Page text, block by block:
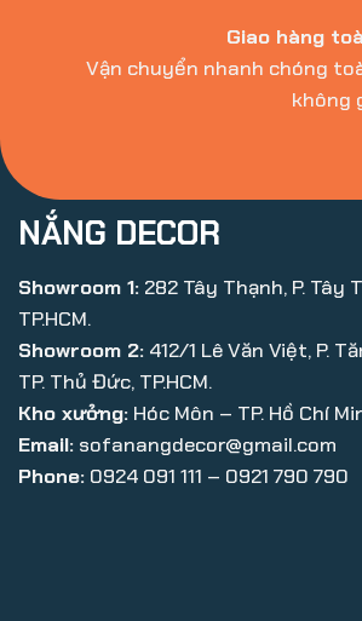
Giao hàng
Vận chuyển nhanh chóng
không
NẮNG DECOR
Showroom 1: 282 Tây Thạnh, P. Tây
TP.HCM.
Showroom 2: 412/1 Lê Văn Việt, P.
TP. Thủ Đức, TP.HCM.
Kho xưởng: Hóc Môn – TP. Hồ Chí
Email: sofanangdecor@gmail.com
Phone: 0924 091 111 – 0921 790 790